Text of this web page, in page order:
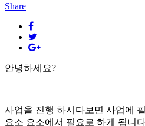
Share
안녕하세요?
사업을 진행 하시다보면 사업에
요소 요소에서 필요로 하게 됩니